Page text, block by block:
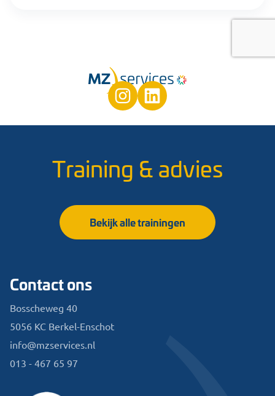
Training & advies
Bekijk alle trainingen
Contact ons
Bosscheweg 40
5056 KC Berkel-Enschot
info@mzservices.nl
013 - 467 65 97